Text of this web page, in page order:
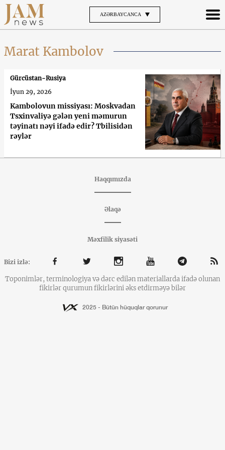
AZƏRBAYCANCA
Marat Kambolov
Kambolovun missiyası: Moskvadan
Tsxinvaliyə gələn yeni məmurun
təyinatı nəyi ifadə edir? Tbilisidən
rəylər
Gürcüstan-Rusiya
İyun 29, 2026
Haqqımızda
Əlaqə
Məxfilik siyasəti
Bizi izlə:
Toponimlər, terminologiya və dərc edilən materiallarda ifadə olunan
fikirlər qurumun fikirlərini əks etdirməyə bilər
2025 - Bütün hüquqlar qorunur